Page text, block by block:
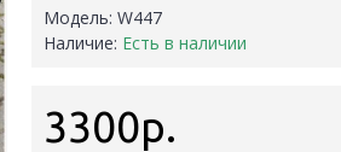
Модель: W447
Наличие: Есть в наличии
3300р.